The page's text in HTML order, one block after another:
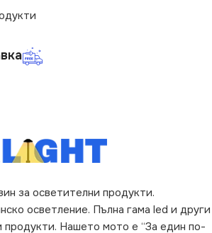
за осветителни продукти.
осветление. Пълна гама led и други
продукти. Нашето мото е “За един по-